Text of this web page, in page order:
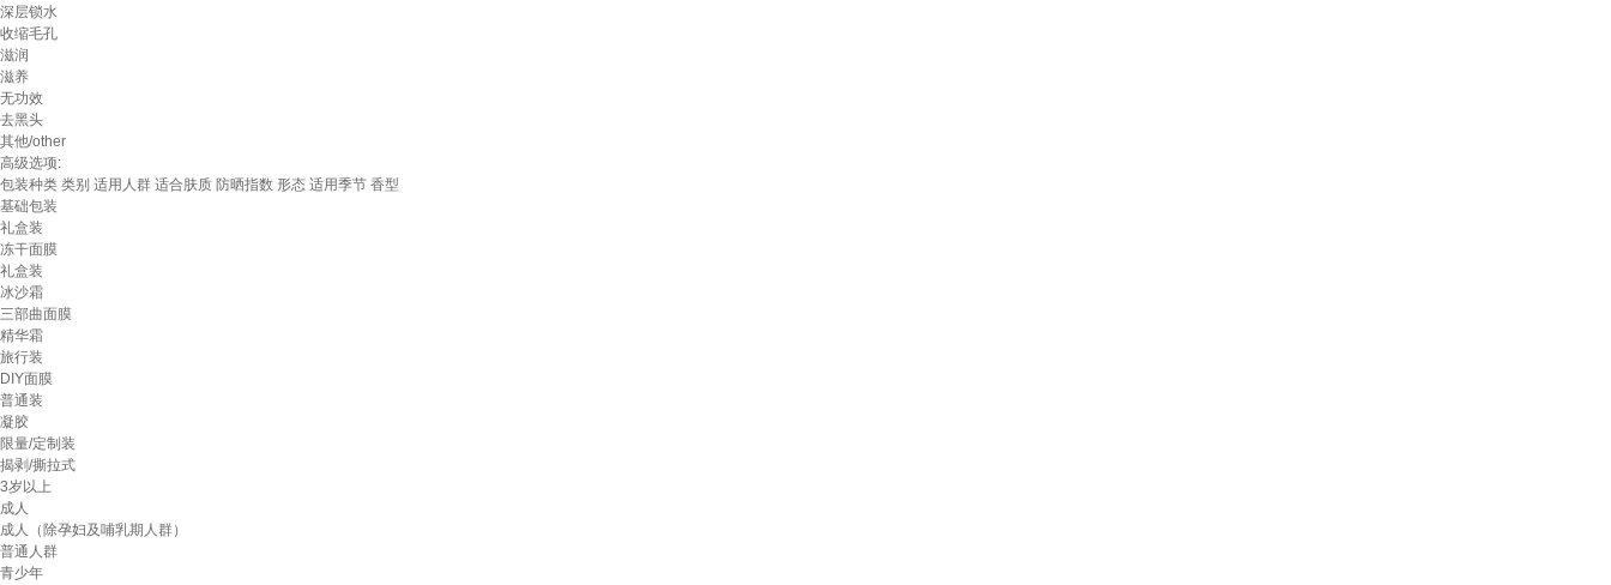
深层锁水
收缩毛孔
滋润
滋养
无功效
去黑头
其他/other
高级选项:
包装种类 类别 适用人群 适合肤质 防晒指数 形态 适用季节 香型
基础包装
礼盒装
冻干面膜
礼盒装
冰沙霜
三部曲面膜
精华霜
旅行装
DIY面膜
普通装
凝胶
限量/定制装
揭剥/撕拉式
3岁以上
成人
成人（除孕妇及哺乳期人群）
普通人群
青少年